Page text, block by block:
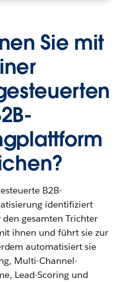
Sie mit
B2B-
identifiziert
gesamten Trichter
ihnen und führt sie zur
automatisiert sie
Multi-Channel-
Lead-Scoring und